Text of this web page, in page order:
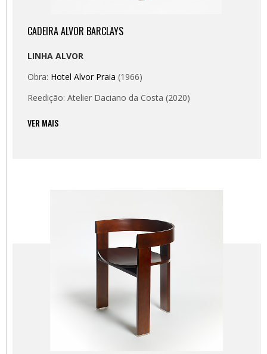
CADEIRA ALVOR BARCLAYS
LINHA ALVOR
Obra: Hotel Alvor Praia (1966)
Reedição: Atelier Daciano da Costa (2020)
VER MAIS